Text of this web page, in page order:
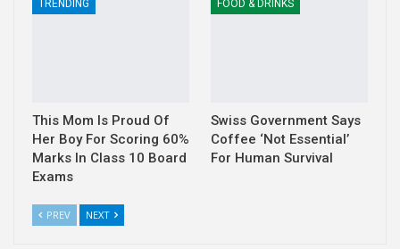
TRENDING
This Mom Is Proud Of
Her Boy For Scoring 60%
Marks In Class 10 Board
Exams
FOOD & DRINKS
Swiss Government Says
Coffee ‘Not Essential’
For Human Survival
PREV NEXT